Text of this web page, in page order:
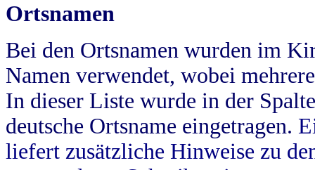
Ortsnamen
Bei den Ortsnamen wurden im
Namen verwendet, wobei
In dieser Liste wurde in der
deutsche Ortsname eingetragen.
liefert zusätzliche Hinweise zu